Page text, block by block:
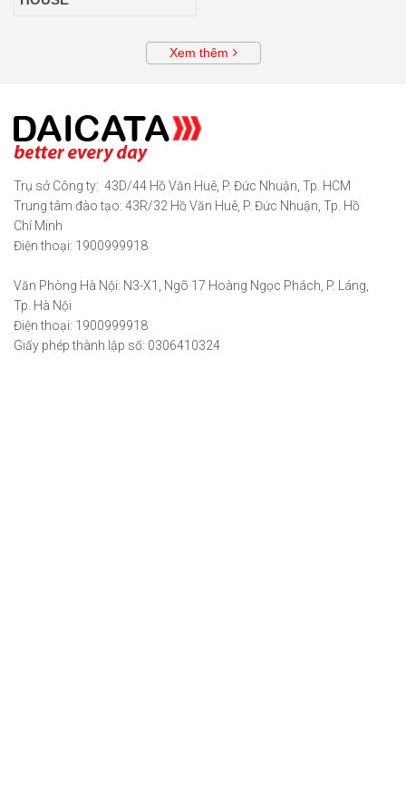
Xem thêm
Trụ sở Công ty: 43D/44 Hồ Văn Huê, P. Đức Nhuận, Tp. HCM
Trung tâm đào tạo: 43R/32 Hồ Văn Huê, P. Đức Nhuận, Tp. Hồ
Chí Minh
Điện thoại: 1900999918
Văn Phòng Hà Nội: N3-X1, Ngõ 17 Hoàng Ngọc Phách, P. Láng,
Tp. Hà Nội
Điện thoại: 1900999918
Giấy phép thành lập số: 0306410324